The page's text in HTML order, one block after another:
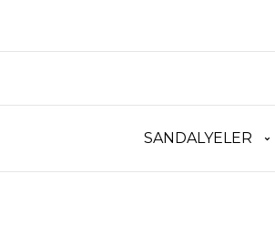
SANDALYELER